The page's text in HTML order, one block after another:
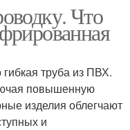
Что
труба из ПВХ.
повышенную
изделия облегчают
и